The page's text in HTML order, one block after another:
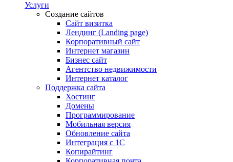
Услуги
Создание сайтов
Сайт визитка
Лендинг (Landing page)
Корпоративный сайт
Интернет магазин
Бизнес сайт
Агентство недвижимости
Интернет каталог
Поддержка сайта
Хостинг
Домены
Программирование
Мобильная версия
Обновление сайта
Интеграция с 1С
Копирайтинг